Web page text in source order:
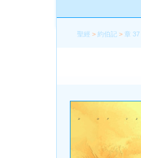
聖經 >約伯記 > 章 37